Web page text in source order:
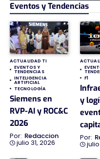
Eventos y Tendencias
ACTUALIDAD TI
EVENTOS Y
TENDENCIAS
INTELIGENCIA
ARTIFICIAL
TECNOLOGÍA
Siemens en
RVP-AI y ROC&C
2026
Redaccion
julio 31, 2026
F1
y